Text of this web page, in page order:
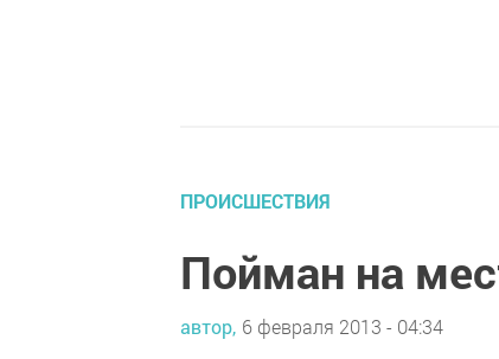
ПРОИСШЕСТВИЯ
Пойман на
автор, 6 февраля 2013 - 04:34